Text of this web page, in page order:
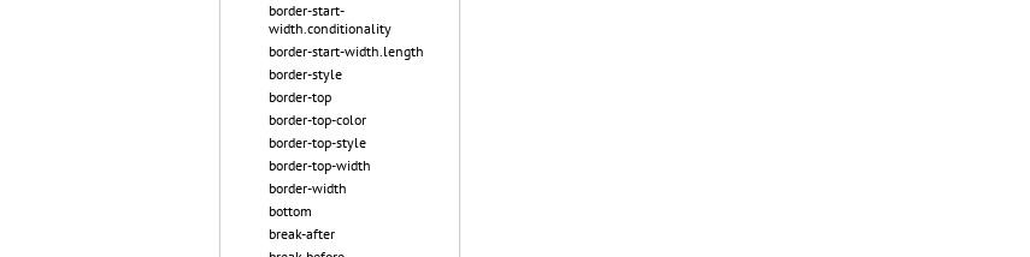
border-start-
width.conditionality
border-start-width.length
border-style
border-top
border-top-color
border-top-style
border-top-width
border-width
bottom
break-after